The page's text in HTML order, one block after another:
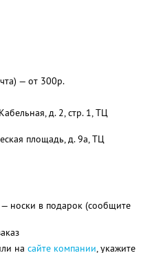
— от 300р.
д. 2, стр. 1, ТЦ
площадь, д. 9а, ТЦ
носки в подарок (сообщите
на сайте компании, укажите